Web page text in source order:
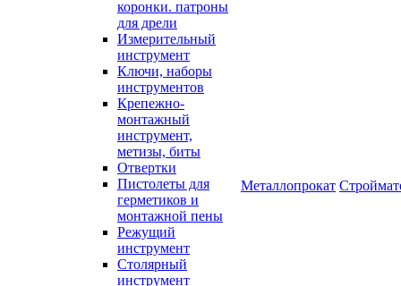
коронки. патроны
для дрели
Измерительный
инструмент
Ключи, наборы
инструментов
Крепежно-
монтажный
инструмент,
метизы, биты
Отвертки
Пистолеты для
герметиков и
монтажной пены
Режущий
инструмент
Столярный
инструмент
Металлопрокат